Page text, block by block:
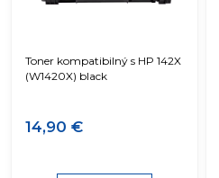
Toner kompatibilný s HP 142X
(W1420X) black
14,90 €